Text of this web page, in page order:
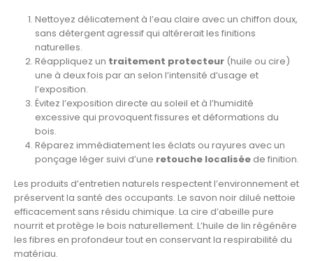
Nettoyez délicatement à l’eau claire avec un chiffon doux,
sans détergent agressif qui altérerait les finitions
naturelles.
Réappliquez un traitement protecteur(huile ou cire)
une à deux fois par an selon l’intensité d’usage et
l’exposition.
Évitez l’exposition directe au soleil et à l’humidité
excessive qui provoquent fissures et déformations du
bois.
Réparez immédiatement les éclats ou rayures avec un
ponçage léger suivi d’une retouche localiséede finition.
Les produits d’entretien naturels respectent l’environnement et
préservent la santé des occupants. Le savon noir dilué nettoie
efficacement sans résidu chimique. La cire d’abeille pure
nourrit et protège le bois naturellement. L’huile de lin régénère
les fibres en profondeur tout en conservant la respirabilité du
matériau.